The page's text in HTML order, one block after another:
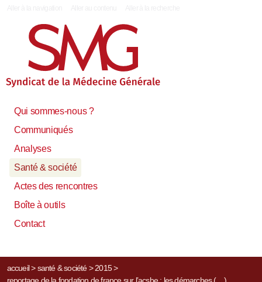
Qui sommes-nous ?
Communiqués
Analyses
Santé & société
Actes des rencontres
Boîte à outils
Contact
accueil> santé & société> 2015>
reportage de la fondation de france sur l’acsbe : les démarches (…)